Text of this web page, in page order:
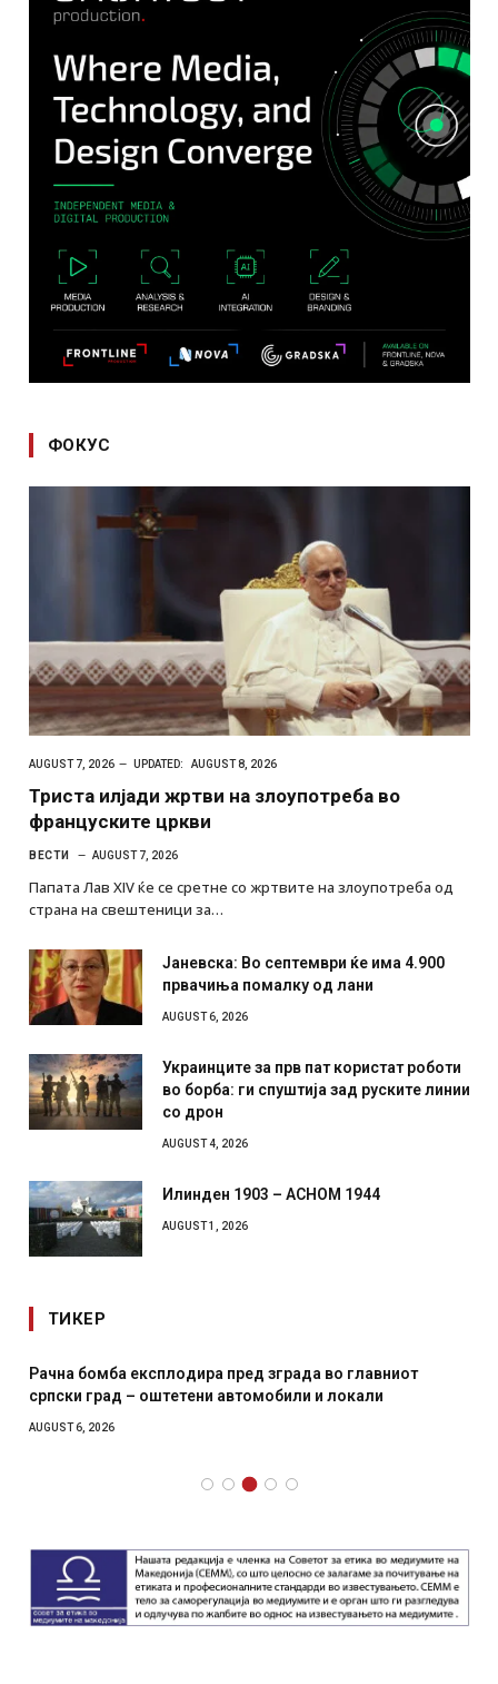
ФОКУС
AUGUST 7, 2026 UPDATED: AUGUST 8, 2026
Триста илјади жртви на злоупотреба во
француските цркви
ВЕСТИ AUGUST 7, 2026
Папата Лав XIV ќе се сретне со жртвите на злоупотреба од
страна на свештеници за…
Јаневска: Во септември ќе има 4.900
првачиња помалку од лани
AUGUST 6, 2026
Украинците за прв пат користат роботи
во борба: ги спуштија зад руските линии
со дрон
AUGUST 4, 2026
Илинден 1903 – АСНОМ 1944
AUGUST 1, 2026
ТИКЕР
Рачна бомба експлодира пред зграда во главниот
српски град – оштетени автомобили и локали
AUGUST 6, 2026